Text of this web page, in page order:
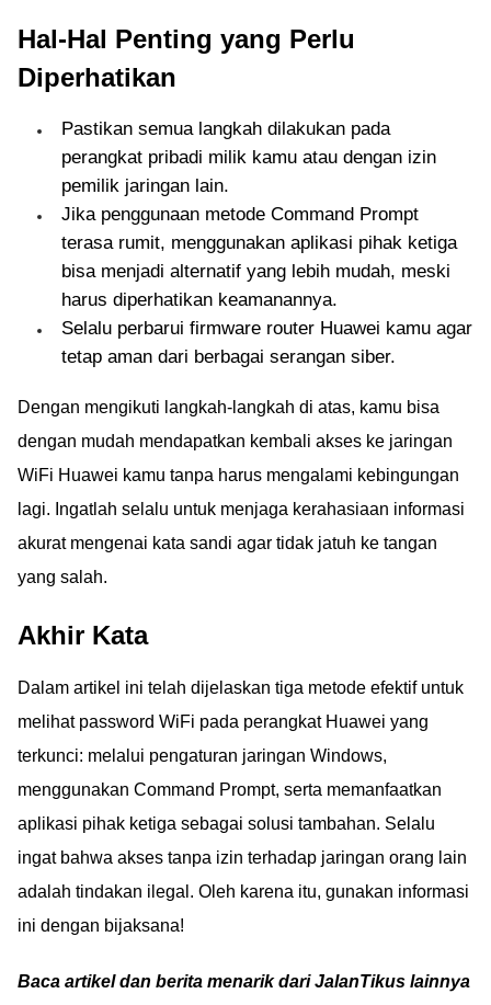
Hal-Hal Penting yang Perlu
Diperhatikan
Pastikan semua langkah dilakukan pada
perangkat pribadi milik kamu atau dengan izin
pemilik jaringan lain.
Jika penggunaan metode Command Prompt
terasa rumit, menggunakan aplikasi pihak ketiga
bisa menjadi alternatif yang lebih mudah, meski
harus diperhatikan keamanannya.
Selalu perbarui firmware router Huawei kamu agar
tetap aman dari berbagai serangan siber.
Dengan mengikuti langkah-langkah di atas, kamu bisa
dengan mudah mendapatkan kembali akses ke jaringan
WiFi Huawei kamu tanpa harus mengalami kebingungan
lagi. Ingatlah selalu untuk menjaga kerahasiaan informasi
akurat mengenai kata sandi agar tidak jatuh ke tangan
yang salah.
Akhir Kata
Dalam artikel ini telah dijelaskan tiga metode efektif untuk
melihat password WiFi pada perangkat Huawei yang
terkunci: melalui pengaturan jaringan Windows,
menggunakan Command Prompt, serta memanfaatkan
aplikasi pihak ketiga sebagai solusi tambahan. Selalu
ingat bahwa akses tanpa izin terhadap jaringan orang lain
adalah tindakan ilegal. Oleh karena itu, gunakan informasi
ini dengan bijaksana!
Baca artikel dan berita menarik dari JalanTikus lainnya